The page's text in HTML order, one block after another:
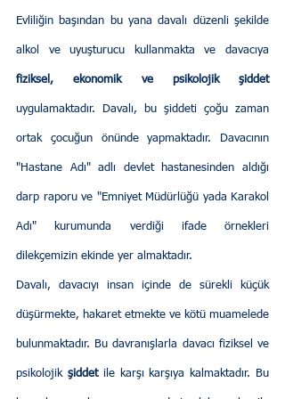
Evliliğin başından bu yana davalı düzenli şekilde
fiziksel, ekonomik ve psikolojik şiddet
uygulamaktadır. Davalı, bu şiddeti çoğu zaman
ortak çocuğun önünde yapmaktadır. Davacının
"Hastane Adı" adlı devlet hastanesinden aldığı
darp raporu ve "Emniyet Müdürlüğü yada Karakol
Adı" kurumunda verdiği ifade örnekleri
dilekçemizin ekinde yer almaktadır.
Davalı, davacıyı insan içinde de sürekli küçük
düşürmekte, hakaret etmekte ve kötü muamelede
bulunmaktadır. Bu davranışlarla davacı fiziksel ve
psikolojik şiddet ile karşı karşıya kalmaktadır. Bu